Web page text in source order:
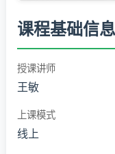
课程基础信息
授课讲师
王敏
上课模式
线上